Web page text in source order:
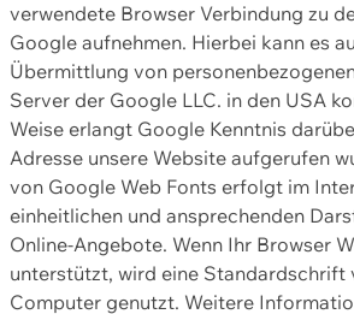
verwendete Browser Verbindung zu
Google aufnehmen. Hierbei kann es
Übermittlung von
Server der Google LLC. in den USA
Weise erlangt Google Kenntnis
Adresse unsere Website aufgerufen
von Google Web Fonts erfolgt im
einheitlichen und ansprechenden
Online-Angebote. Wenn Ihr Browser
unterstützt, wird eine Standardschrift
Computer genutzt. Weitere